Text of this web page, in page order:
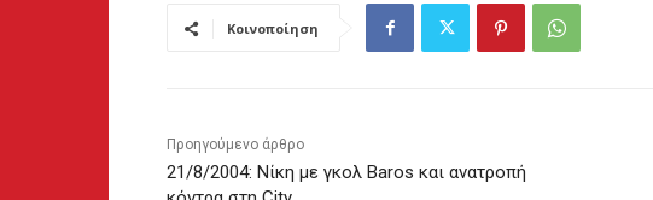
Κοινοποίηση
Προηγούμενο άρθρο
21/8/2004: Νίκη με γκολ Baros και ανατροπή